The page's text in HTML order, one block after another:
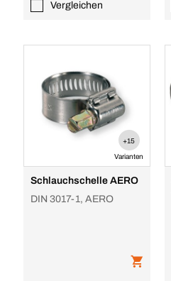
Vergleichen
+15
Varianten
Schlauchschelle AERO
DIN 3017-1, AERO